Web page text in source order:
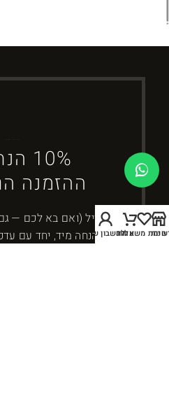
ההזמנה
השאירו מייל (ואם בא לכם —
את קוד ההנחה מיד, יחד עם
חנות משאלות
עגלה
החשבון שלי